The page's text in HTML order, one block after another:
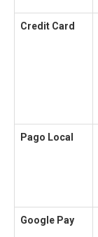
Credit Card
Pago Local
Google Pay